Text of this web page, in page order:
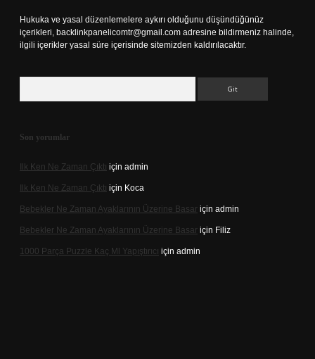
Hukuka ve yasal düzenlemelere aykırı olduğunu düşündüğünüz
içerikleri, backlinkpanelicomtr@gmail.com adresine bildirmeniz halinde,
ilgili içerikler yasal süre içerisinde sitemizden kaldırılacaktır.
Son yorumlar
Ilk Ken Ne Zaman Çıktı için admin
Ilk Ken Ne Zaman Çıktı için Koca
Bebekler Ne Zaman Ayaklarının Üzerine Basar için admin
Bebekler Ne Zaman Ayaklarının Üzerine Basar için Filiz
1000 Parça Puzzle Kaç Ml Yapıştırıcı için admin